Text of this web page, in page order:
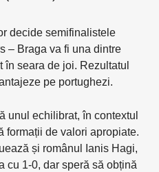
decide semifinalistele
– Braga va fi una dintre
în seara de joi. Rezultatul
pe portughezi.
unul echilibrat, în contextul
formații de valori apropiate.
și românul Ianis Hagi,
cu 1-0, dar speră să obțină